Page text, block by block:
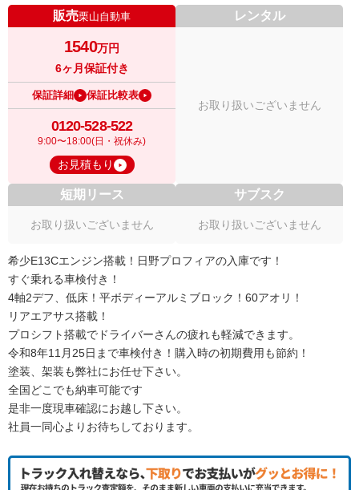
販売栗山自動車
1540万円
6ヶ月保証付き
保証詳細 保証比較表
0120-528-522
9:00〜18:00(日・祝休み)
お見積もり
レンタル
お取り扱いございません
短期リース
お取り扱いございません
サブスク
お取り扱いございません
希少E13Cエンジン搭載！日野プロフィアの入庫です！
すぐ乗れる車検付き！
4軸2デフ、低床！平ボディーアルミブロック！60アオリ！
リアエアサス搭載！
プロシフト搭載でドライバーさんの疲れも軽減できます。
令和8年11月25日まで車検付き！購入時の初期費用も節約！
塗装、架装も弊社にお任せ下さい。
全国どこでも納車可能です
是非一度現車確認にお越し下さい。
社員一同心よりお待ちしております。